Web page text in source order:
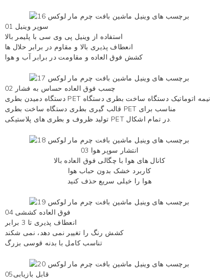
01 سوپر وینیل
استفاده از وینیل پی وی سی با پلیمر بالا
انعطاف پذیری بالا و مقاوم در برابر حلال ها
کشش فوق العاده و مقاومت در برابر آب و هوا
02 چسب فوق العاده حساس به فشار
دستگاه دمیدن بطری PET نیمه اتوماتیک دستگاه ساخت بطری دستگاه
قالب گیری بطری دستگاه ساخت بطری PET مناسب برای
تولید ظروف و بطری های پلاستیکی PET در تمام اشکال.
03 انتشار سوپر هوا
کانال های هوا با چگالی فوق العاده بالا
کاربرد خشک بدون حباب هوا
هوا را خیلی سریع حذف کنید
04 فوق العاده کششی
انعطاف پذیری تا 3 برابر
کشش رنگ را تغییر نمی دهد، نمی شکند
تناسب کامل با بدنه قوسی بزرگ
قابل بازیابی05